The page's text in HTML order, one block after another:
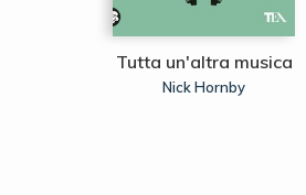
Tutta un'altra musica
Nick Hornby